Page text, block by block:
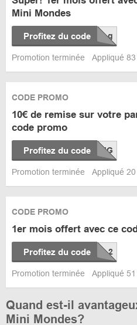
Mini Mondes
Profitez du code
Promotion terminée Appliqué
CODE PROMO
10€ de remise sur votre
code promo
Profitez du code
Promotion terminée Appliqué
CODE PROMO
1er mois offert avec ce
Profitez du code
Promotion terminée Appliqué
Quand est-il
Mini Mondes?